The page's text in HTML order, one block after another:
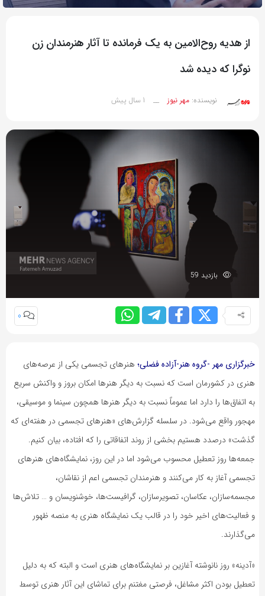
از هدیه روح‌الامین به یک فرمانده تا آثار هنرمندان زن
نوگرا که دیده شد
نویسنده: مهر نیوز __ 1 سال پیش
بازدید 59
0
خبرگزاری مهر -گروه هنر-آزاده فضلی؛ هنرهای تجسمی یکی از عرصه‌های
هنری در کشورمان است که نسبت به دیگر هنرها امکان بروز و واکنش سریع
به اتفاق‌ها را دارد اما عموماً نسبت به دیگر هنرها همچون سینما و موسیقی،
مهجور واقع می‌شود. در سلسله گزارش‌های «هنرهای تجسمی در هفته‌ای که
گذشت» درصدد هستیم بخشی از روند اتفاقاتی را که افتاده، بیان کنیم.
جمعه‌ها روز تعطیل محسوب می‌شود اما در این روز، نمایشگاه‌های هنرهای
تجسمی آغاز به کار می‌کنند و هنرمندان تجسمی اعم از نقاشان،
مجسمه‌‎سازان، عکاسان، تصویرسازان، گرافیست‌ها، خوشنویسان و … تلاش‌ها
و فعالیت‌های اخیر خود را در قالب یک نمایشگاه هنری به منصه ظهور
می‌گذارند.
«آدینه» روز نانوشته آغازین بر نمایشگاه‌های هنری است و البته که به دلیل
تعطیل بودن اکثر مشاغل، فرصتی مغتنم برای تماشای این آثار هنری توسط